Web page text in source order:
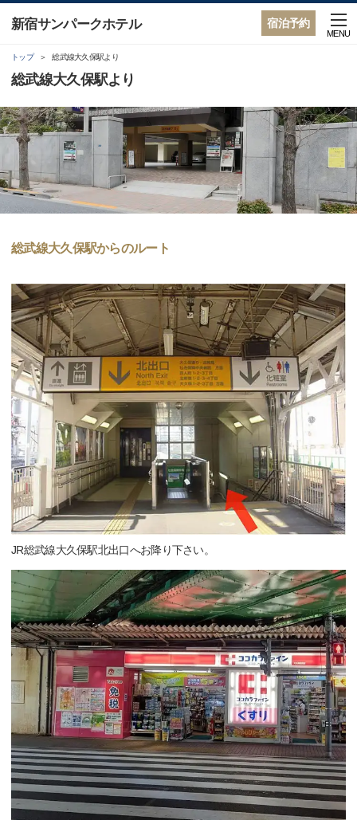
宿泊予約
新宿サンパークホテル
MENU
トップ 総武線大久保駅より
総武線大久保駅より
総武線大久保駅からのルート
JR総武線大久保駅北出口へお降り下さい。